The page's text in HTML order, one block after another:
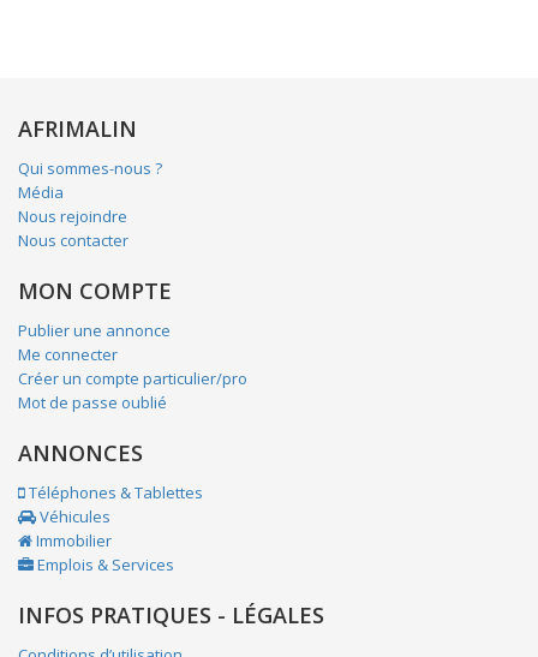
AFRIMALIN
Qui sommes-nous ?
Média
Nous rejoindre
Nous contacter
MON COMPTE
Publier une annonce
Me connecter
Créer un compte particulier/pro
Mot de passe oublié
ANNONCES
Téléphones & Tablettes
Véhicules
Immobilier
Emplois & Services
INFOS PRATIQUES - LÉGALES